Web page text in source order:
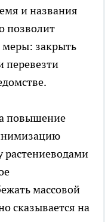
и названия
позволит
закрыть
перевезти
повышение
массовой
сказывается на